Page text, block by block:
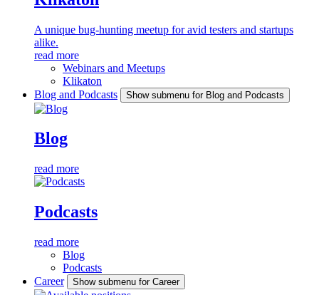
A unique bug-hunting meetup for avid testers and startups
alike.
read more
Webinars and Meetups
Klikaton
Blog and Podcasts
Show submenu for Blog and Podcasts
Blog
read more
Podcasts
read more
Blog
Podcasts
Career
Show submenu for Career